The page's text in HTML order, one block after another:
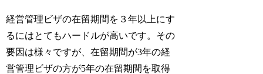
経営管理ビザの在留期間を３年以上にす
るにはとてもハードルが高いです。その
要因は様々ですが、在留期間が3年の経
営管理ビザの方が5年の在留期間を取得